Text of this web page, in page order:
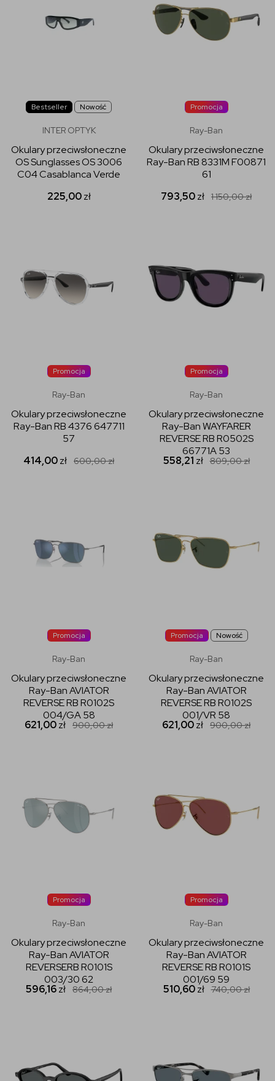
Bestseller Nowość
INTER OPTYK
Okulary przeciwsłoneczne
OS Sunglasses OS 3006
C04 Casablanca Verde
225,00zł
Promocja
Ray-Ban
Okulary przeciwsłoneczne
Ray-Ban RB 8331M F00871
61
793,50zł 1 150,00zł
Promocja
Ray-Ban
Okulary przeciwsłoneczne
Ray-Ban RB 4376 647711
57
414,00zł 600,00zł
Promocja
Ray-Ban
Okulary przeciwsłoneczne
Ray-Ban WAYFARER
REVERSE RB R0502S
66771A 53
558,21 zł 809,00zł
Promocja
Ray-Ban
Okulary przeciwsłoneczne
Ray-Ban AVIATOR
REVERSE RB R0102S
004/GA 58
621,00zł 900,00zł
Promocja Nowość
Ray-Ban
Okulary przeciwsłoneczne
Ray-Ban AVIATOR
REVERSE RB R0102S
001/VR 58
621,00zł 900,00zł
Promocja
Ray-Ban
Okulary przeciwsłoneczne
Ray-Ban AVIATOR
REVERSERB R0101S
003/30 62
596,16zł 864,00zł
Promocja
Ray-Ban
Okulary przeciwsłoneczne
Ray-Ban AVIATOR
REVERSE RB R0101S
001/69 59
510,60zł 740,00zł